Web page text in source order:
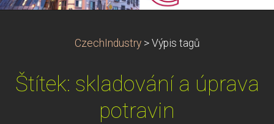
CzechIndustry > Výpis tagů
Štítek: skladování a úprava
potravin